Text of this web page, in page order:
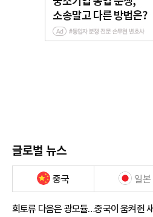
글로벌 뉴스
중국 일본
희토류 다음은 광모듈…중국이 움켜쥔